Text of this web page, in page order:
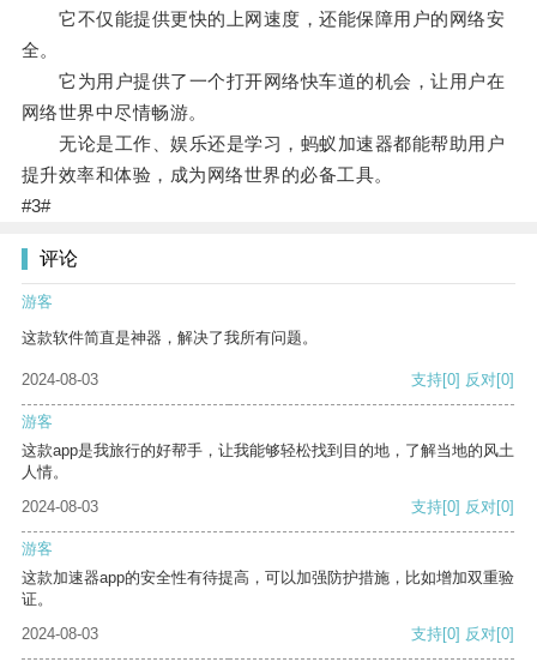
它不仅能提供更快的上网速度，还能保障用户的网络安
全。
它为用户提供了一个打开网络快车道的机会，让用户在
网络世界中尽情畅游。
无论是工作、娱乐还是学习，蚂蚁加速器都能帮助用户
提升效率和体验，成为网络世界的必备工具。
#3#
评论
游客
这款软件简直是神器，解决了我所有问题。
2024-08-03 支持[0] 反对[0]
游客
这款app是我旅行的好帮手，让我能够轻松找到目的地，了解当地的风土
人情。
2024-08-03
支持[0] 反对[0]
游客
这款加速器app的安全性有待提高，可以加强防护措施，比如增加双重验
证。
2024-08-03
支持[0] 反对[0]